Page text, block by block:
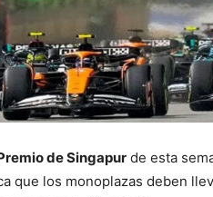
de Singapur de esta
que los monoplazas deben